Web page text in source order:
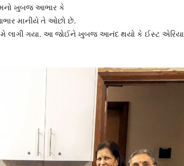
મનો ખુબજ આભાર કે
માનીયે તે ઓછો છે.
લાગી ગયા. આ જોઈને ખુબજ આનંદ થયો કે ઈસ્ટ